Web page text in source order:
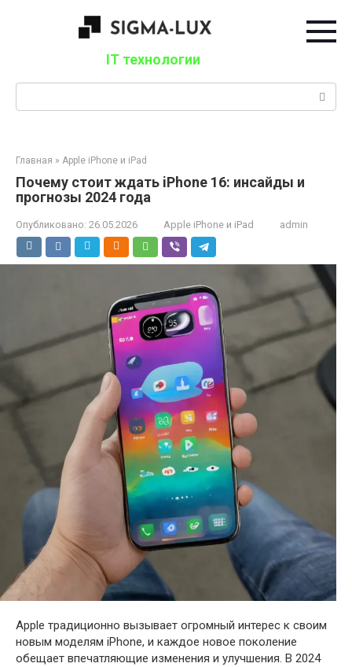
IT технологии
Главная » Apple iPhone и iPad
Почему стоит ждать iPhone 16: инсайды и
прогнозы 2024 года
Опубликовано: 26.05.2026 Apple iPhone и iPad admin
Apple традиционно вызывает огромный интерес к своим
новым моделям iPhone, и каждое новое поколение
обещает впечатляющие изменения и улучшения. В 2024